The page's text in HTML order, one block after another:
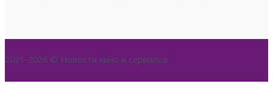
2021-2026 © Новости кино и сериалов